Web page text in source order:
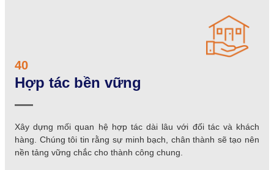
40
Hợp tác bền vững
Xây dựng mối quan hệ hợp tác dài lâu với đối tác và khách
hàng. Chúng tôi tin rằng sự minh bạch, chân thành sẽ tạo nên
nền tảng vững chắc cho thành công chung.